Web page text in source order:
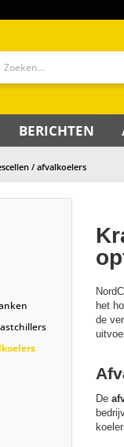
BERICHTEN
/ afvalkoelers
het
de
De